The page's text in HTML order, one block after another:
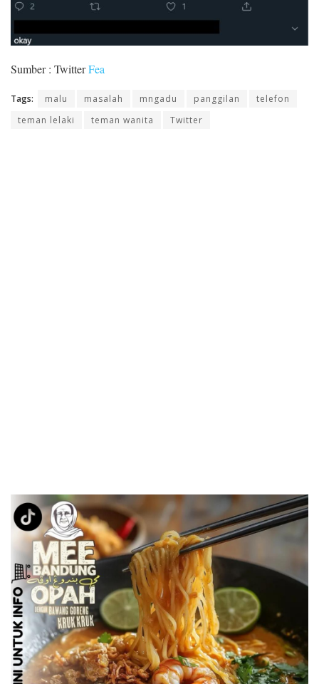
Sumber : TwitterFea
Tags: malu masalah mngadu panggilan
telefon
teman lelaki
teman wanita Twitter